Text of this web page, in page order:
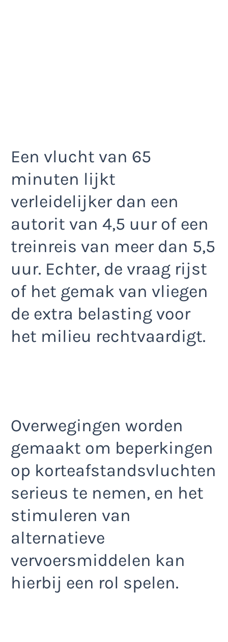
Een vlucht van 65
minuten lijkt
verleidelijker dan een
autorit van 4,5 uur of een
treinreis van meer dan 5,5
uur. Echter, de vraag rijst
of het gemak van vliegen
de extra belasting voor
het milieu rechtvaardigt.
Overwegingen worden
gemaakt om beperkingen
op korteafstandsvluchten
serieus te nemen, en het
stimuleren van
alternatieve
vervoersmiddelen kan
hierbij een rol spelen.